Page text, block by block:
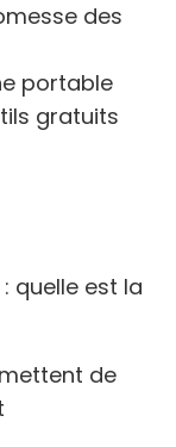
des
portable
gratuits
quelle est la
de